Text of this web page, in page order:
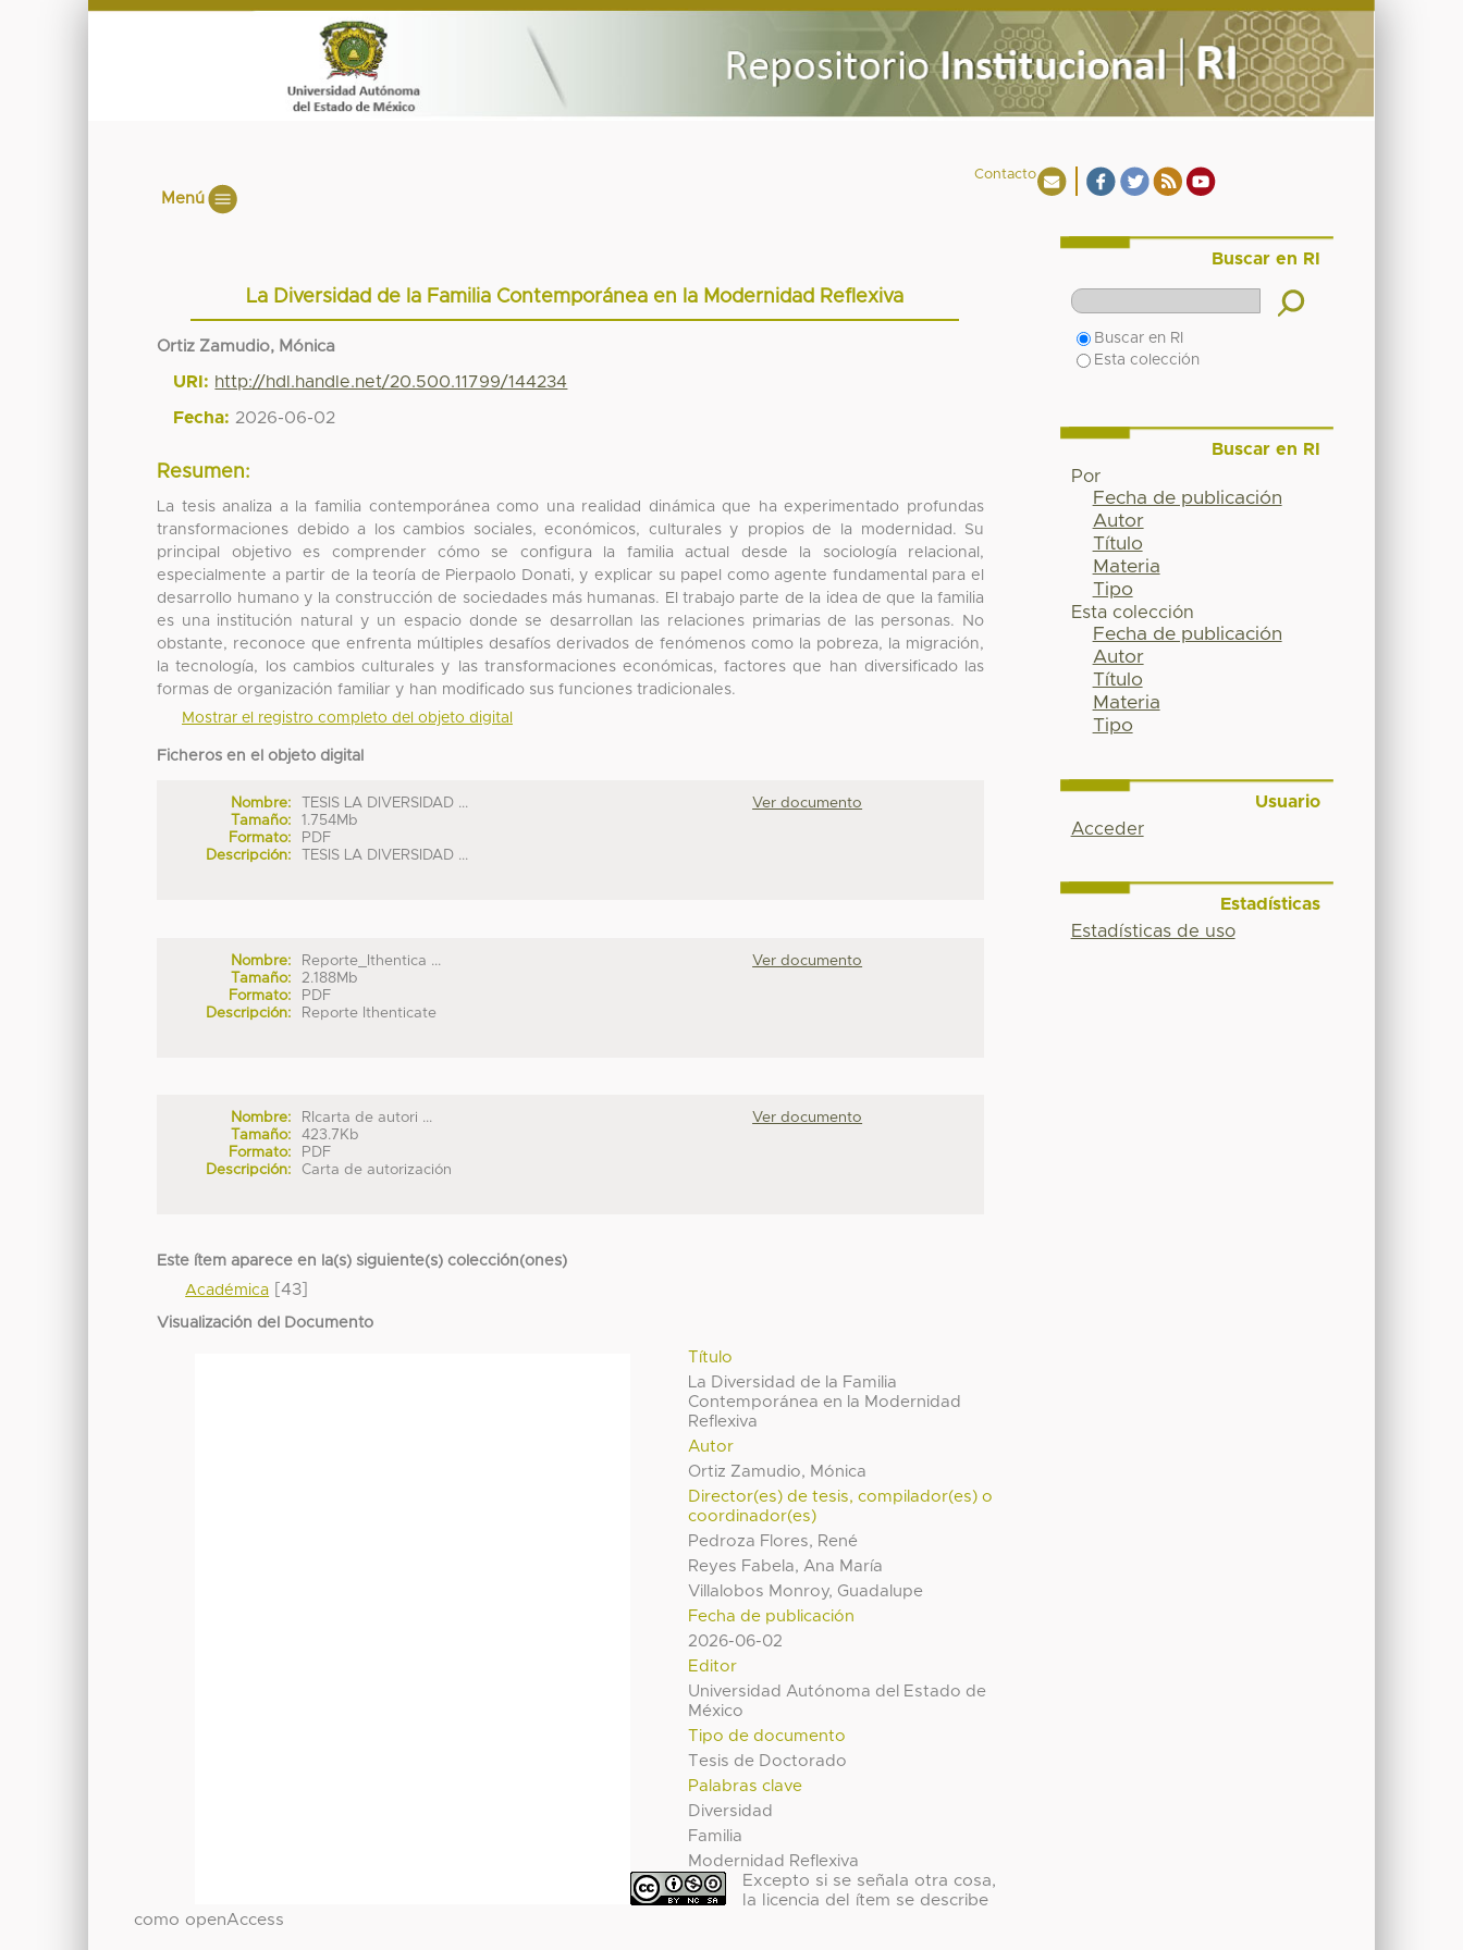
Contacto
Menú
La Diversidad de la Familia Contemporánea en la Modernidad Reflexiva
Ortiz Zamudio, Mónica
URI: http://hdl.handle.net/20.500.11799/144234
Fecha: 2026-06-02
Resumen:
La tesis analiza a la familia contemporánea como una realidad dinámica que ha experimentado profundas
transformaciones debido a los cambios sociales, económicos, culturales y propios de la modernidad. Su
principal objetivo es comprender cómo se configura la familia actual desde la sociología relacional,
especialmente a partir de la teoría de Pierpaolo Donati, y explicar su papel como agente fundamental para el
desarrollo humano y la construcción de sociedades más humanas. El trabajo parte de la idea de que la familia
es una institución natural y un espacio donde se desarrollan las relaciones primarias de las personas. No
obstante, reconoce que enfrenta múltiples desafíos derivados de fenómenos como la pobreza, la migración,
la tecnología, los cambios culturales y las transformaciones económicas, factores que han diversificado las
formas de organización familiar y han modificado sus funciones tradicionales.
Mostrar el registro completo del objeto digital
Ficheros en el objeto digital
Nombre:
TESIS LA DIVERSIDAD ...
Tamaño:
1.754Mb
Formato:
PDF
Descripción:
TESIS LA DIVERSIDAD ...
Ver documento
Nombre:
Reporte_Ithentica ...
Tamaño:
2.188Mb
Formato:
PDF
Descripción:
Reporte Ithenticate
Ver documento
Nombre:
RIcarta de autori ...
Tamaño:
423.7Kb
Formato:
PDF
Descripción:
Carta de autorización
Ver documento
Este ítem aparece en la(s) siguiente(s) colección(ones)
Académica [43]
Visualización del Documento
Título
La Diversidad de la Familia
Contemporánea en la Modernidad
Reflexiva
Autor
Ortiz Zamudio, Mónica
Director(es) de tesis, compilador(es) o
coordinador(es)
Pedroza Flores, René
Reyes Fabela, Ana María
Villalobos Monroy, Guadalupe
Fecha de publicación
2026-06-02
Editor
Universidad Autónoma del Estado de
México
Tipo de documento
Tesis de Doctorado
Palabras clave
Diversidad
Familia
Modernidad Reflexiva
Excepto si se señala otra cosa,
la licencia del ítem se describe
como openAccess
Buscar en RI
Buscar en RI
Esta colección
Buscar en RI
Por
Fecha de publicación
Autor
Título
Materia
Tipo
Esta colección
Fecha de publicación
Autor
Título
Materia
Tipo
Usuario
Acceder
Estadísticas
Estadísticas de uso